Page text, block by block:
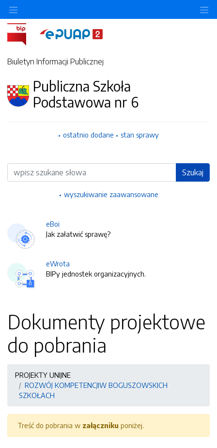
Biuletyn Informacji Publicznej
Publiczna Szkoła
Podstawowa nr 6
ostatnio dodane stan sprawy
Wyszukiwarka Szukaj
wyszukiwanie zaawansowane
eBoi
Jak załatwić sprawę?
eWrota
BIPy jednostek organizacyjnych.
Dokumenty projektowe
do pobrania
PROJEKTY UNIJNE
ROZWÓJ KOMPETENCJIW BOGUSZOWSKICH
SZKOŁACH
Treść do pobrania w załączniku poniżej.